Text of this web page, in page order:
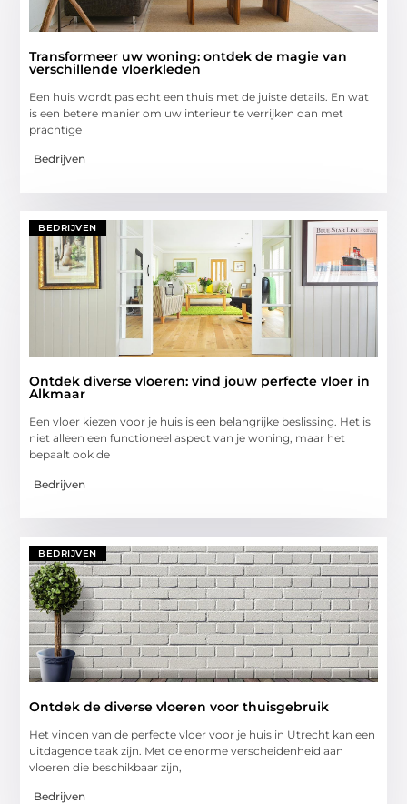
Transformeer uw woning: ontdek de magie van
verschillende vloerkleden
Een huis wordt pas echt een thuis met de juiste details. En wat
is een betere manier om uw interieur te verrijken dan met
prachtige
Bedrijven
BEDRIJVEN
Ontdek diverse vloeren: vind jouw perfecte vloer in
Alkmaar
Een vloer kiezen voor je huis is een belangrijke beslissing. Het is
niet alleen een functioneel aspect van je woning, maar het
bepaalt ook de
Bedrijven
BEDRIJVEN
Ontdek de diverse vloeren voor thuisgebruik
Het vinden van de perfecte vloer voor je huis in Utrecht kan een
uitdagende taak zijn. Met de enorme verscheidenheid aan
vloeren die beschikbaar zijn,
Bedrijven